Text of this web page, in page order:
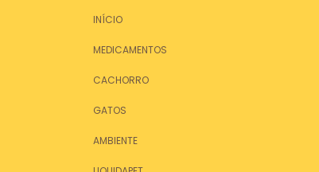
INÍCIO
MEDICAMENTOS
CACHORRO
GATOS
AMBIENTE